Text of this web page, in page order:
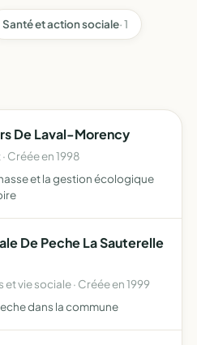
Santé et action sociale· 1
De Laval-Morency
Créée en 1998
et la gestion écologique
De Peche La Sauterelle
vie sociale · Créée en 1999
dans la commune